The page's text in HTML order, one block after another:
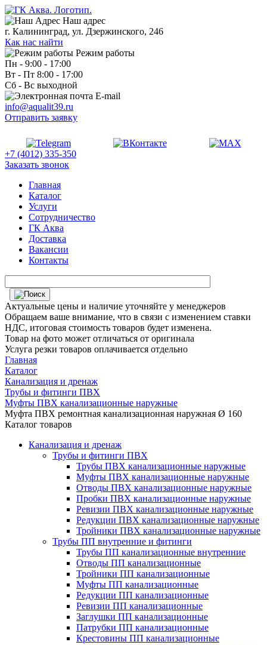
Наш адрес
г. Калининград, ул. Дзержинского, 246
Как нас найти
Режим работы
Пн - 9:00 - 17:00
Вт - Пт 8:00 - 17:00
Сб - Вс выходной
E-mail
info@aqualit39.ru
Отправить заявку
+7 (4012) 335-350
Заказать звонок
Главная
Каталог
Услуги
Сотрудничество
ГК Аква
Доставка
Вакансии
Контакты
Актуальные цены и наличие уточняйте у менеджеров
Обращаем ваше внимание, что в связи с изменением ставки
НДС, итоговая стоимость товаров будет изменена.
Товар на фото может отличаться от оригинала
Услуга резки товаров оплачивается отдельно
Главная
Каталог
Канализация и дренаж
Трубы и фитинги ПВХ
Муфты ПВХ канализационные наружные
Муфта ПВХ ремонтная канализационная наружная Ø 160
Каталог товаров
Канализация и дренаж
Трубы и фитинги ПВХ
Трубы ПВХ канализационные наружные
Муфты ПВХ канализационные наружные
Отводы ПВХ канализационные наружные
Пробки ПВХ канализационные наружные
Ревизии ПВХ канализационные наружные
Редукции ПВХ канализационные наружные
Тройники ПВХ канализационные наружные
Трубы ПП внутренние и фитинги
Трубы ПП канализационные внутренние
Отводы ПП канализационные
Тройники ПП канализационные
Муфты ПП канализационные
Редукции ПП канализационные
Ревизии ПП канализационные
Заглушки ПП канализационные
Патрубки ПП канализационные
Крестовины ПП канализационные